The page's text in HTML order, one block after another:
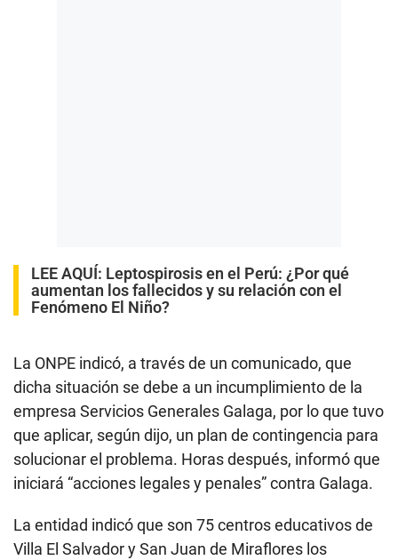
LEE AQUÍ: Leptospirosis en el Perú: ¿Por qué
aumentan los fallecidos y su relación con el
Fenómeno El Niño?
La ONPE indicó, a través de un comunicado, que
dicha situación se debe a un incumplimiento de la
empresa Servicios Generales Galaga, por lo que tuvo
que aplicar, según dijo, un plan de contingencia para
solucionar el problema. Horas después, informó que
iniciará “acciones legales y penales” contra Galaga.
La entidad indicó que son 75 centros educativos de
Villa El Salvador y San Juan de Miraflores los